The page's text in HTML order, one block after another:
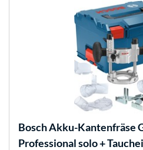
BoschAkku-Kantenfräse
Professional solo +